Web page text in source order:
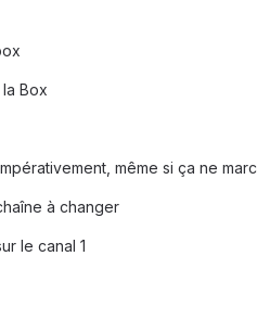
Box
même si ça ne
à changer
le canal 1